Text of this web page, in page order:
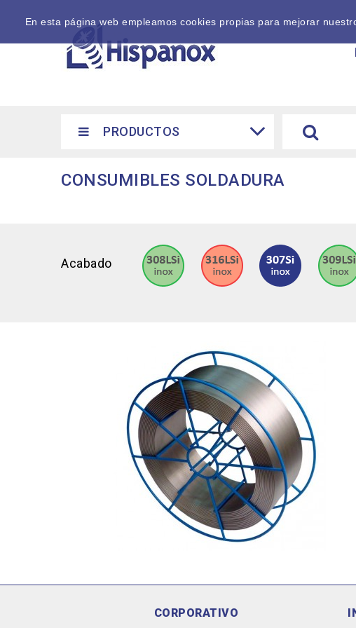
PRODUCTOS
CONSUMIBLES SOLDADURA
Acabado
CORPORATIVO
En esta página web empleamos cookies propias para mejorar